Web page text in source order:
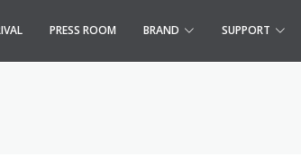
PRESS ROOM BRAND SUPPORT